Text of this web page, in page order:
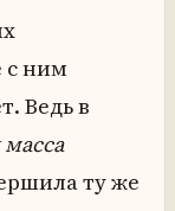
с ним
Ведь в
ту же